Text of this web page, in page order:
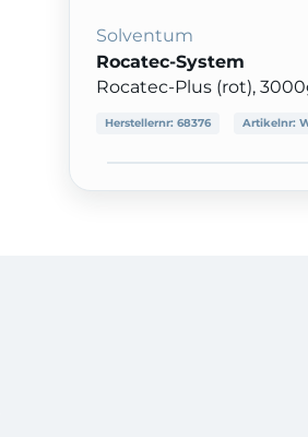
Solventum
Rocatec-System
Rocatec-Plus (rot),
Herstellernr: 68376 Artikelnr: